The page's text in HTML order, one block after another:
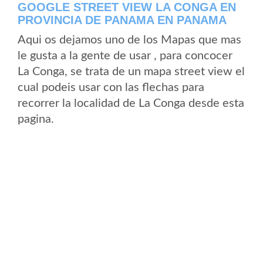
GOOGLE STREET VIEW LA CONGA EN
PROVINCIA DE PANAMA EN PANAMA
Aqui os dejamos uno de los Mapas que mas
le gusta a la gente de usar , para concocer
La Conga, se trata de un mapa street view el
cual podeis usar con las flechas para
recorrer la localidad de La Conga desde esta
pagina.